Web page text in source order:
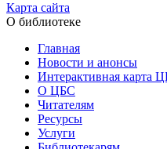
Карта сайта
О библиотеке
Главная
Новости и анонсы
Интерактивная карта
О ЦБС
Читателям
Ресурсы
Услуги